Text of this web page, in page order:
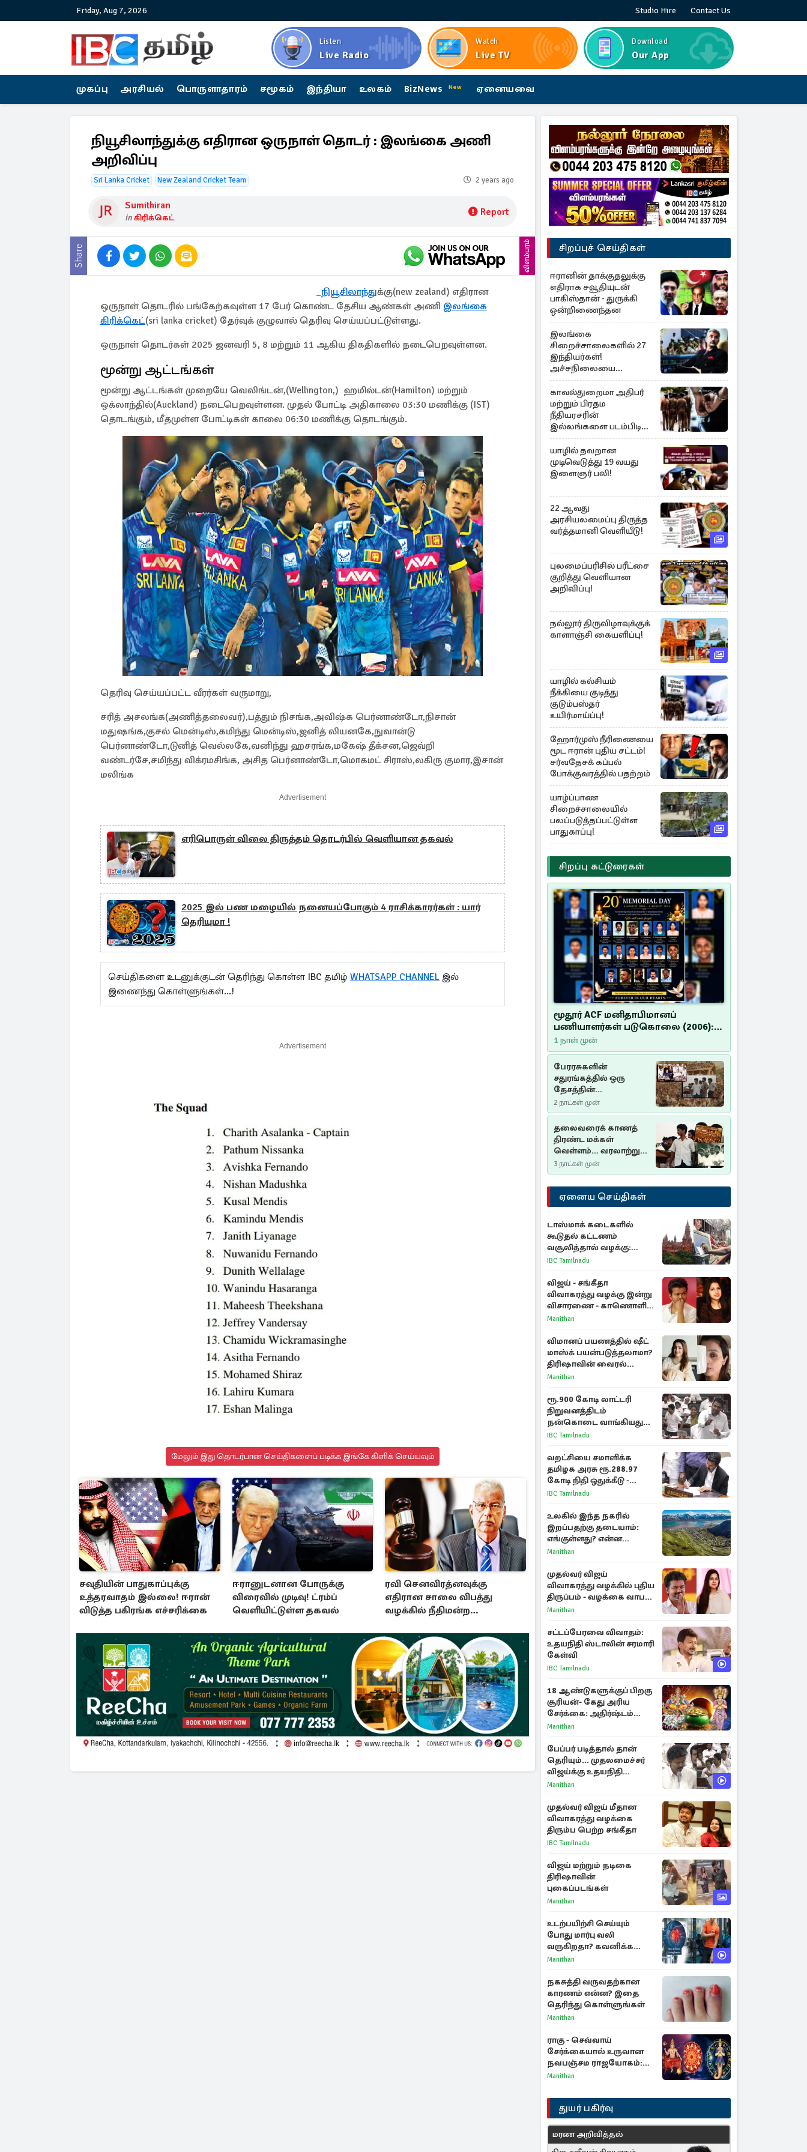
Friday, Aug 7, 2026 Studio Hire Contact Us
Listen
Live Radio
Watch
Live TV
Download
Our App
முகப்பு அரசியல் பொருளாதாரம் சமூகம் இந்தியா உலகம் BizNews New ஏனையவை
நியூசிலாந்துக்கு எதிரான ஒருநாள் தொடர் : இலங்கை அணி
அறிவிப்பு
Sri Lanka Cricket New Zealand Cricket Team 2 years ago
Sumithiran
inகிரிக்கெட் Report
Share விளம்பரம்
நியூசிலாந்துக்கு(new zealand) எதிரான
ஒருநாள் தொடரில் பங்கேற்கவுள்ள 17 பேர் கொண்ட தேசிய ஆண்கள் அணி இலங்கை
கிரிக்கெட்(sri lanka cricket) தேர்வுக் குழுவால் தெரிவு செய்யப்பட்டுள்ளது.
ஒருநாள் தொடர்கள் 2025 ஜனவரி 5, 8 மற்றும் 11 ஆகிய திகதிகளில் நடைபெறவுள்ளன.
மூன்று ஆட்டங்கள்
மூன்று ஆட்டங்கள் முறையே வெலிங்டன்,(Wellington,) ஹமில்டன்(Hamilton) மற்றும்
ஒக்லாந்தில்(Auckland) நடைபெறவுள்ளன. முதல் போட்டி அதிகாலை 03:30 மணிக்கு (IST)
தொடங்கும், மீதமுள்ள போட்டிகள் காலை 06:30 மணிக்கு தொடங்கும்.
தெரிவு செய்யப்பட்ட வீரர்கள் வருமாறு,
சரித் அசலங்க(அணித்தலைவர்),பத்தும் நிசங்க,அவிஷ்க பெர்னாண்டோ,நிசான்
மதுஷங்க,குசல் மென்டிஸ்,கமிந்து மென்டிஸ்,ஜனித் லியனகே,நுவான்டு
பெர்னாண்டோ,டுனித் வெல்லகே,வனிந்து ஹசரங்க,மகேஷ் தீக்சன,ஜெவ்றி
வண்டர்சே,சமிந்து விக்ரமசிங்க, அசித பெர்னாண்டோ,மொகமட் சிராஸ்,லகிரு குமார,இசான்
மலிங்க
Advertisement
எரிபொருள் விலை திருத்தம் தொடர்பில் வெளியான தகவல்
2025 இல் பண மழையில் நனையப்போகும் 4 ராசிக்காரர்கள் : யார்
தெரியுமா !
செய்திகளை உடனுக்குடன் தெரிந்து கொள்ள IBC தமிழ் WHATSAPP CHANNEL இல்
இணைந்து கொள்ளுங்கள்...!
Advertisement
மேலும் இது தொடர்பான செய்திகளைப் படிக்க இங்கே கிளிக் செய்யவும்
சவுதியின் பாதுகாப்புக்கு
உத்தரவாதம் இல்லை! ஈரான்
விடுத்த பகிரங்க எச்சரிக்கை
ஈரானுடனான போருக்கு
விரைவில் முடிவு! ட்ரம்ப்
வெளியிட்டுள்ள தகவல்
ரவி செனவிரத்னவுக்கு
எதிரான சாலை விபத்து
வழக்கில் நீதிமன்ற
சிறப்புச் செய்திகள்
ஈரானின் தாக்குதலுக்கு
எதிராக சவூதியுடன்
பாகிஸ்தான் - துருக்கி
ஒன்றிணைந்தன
இலங்கை
சிறைச்சாலைகளில் 27
இந்தியர்கள்!
அச்சநிலையை
மையப்படுத்தி
ஜெயசங்கர் அறிக்கை
காவல்துறைமா அதிபர்
மற்றும் பிரதம
நீதியரசரின்
இல்லங்களை படம்பிடித்த
சந்தேக நபர் கைது!
யாழில் தவறான
முடிவெடுத்து 19 வயது
இளைஞர் பலி!
22 ஆவது
அரசியலமைப்பு திருத்த
வர்த்தமானி வெளியீடு!
புலமைப்பரிசில் பரீட்சை
குறித்து வெளியான
அறிவிப்பு!
நல்லூர் திருவிழாவுக்குக்
காளாஞ்சி கையளிப்பு!
யாழில் கல்சியம்
நீக்கியை குடித்து
குடும்பஸ்தர்
உயிர்மாய்ப்பு!
ஹோர்முஸ் நீரிணையை
மூட ஈரான் புதிய சட்டம்!
சர்வதேசக் கப்பல்
போக்குவரத்தில் பதற்றம்
யாழ்ப்பாண
சிறைச்சாலையில்
பலப்படுத்தப்பட்டுள்ள
பாதுகாப்பு!
சிறப்பு கட்டுரைகள்
மூதூர் ACF மனிதாபிமானப்
பணியாளர்கள் படுகொலை (2006):
20 ஆண்டுகளாகியும் நீதி
மறுக்கப்பட்ட மனிதாபிமானப்
பேரவலம்
1 நாள் முன்
பேரரசுகளின்
சதுரங்கத்தில் ஒரு
தேசத்தின்
தீர்க்கதரிசனம் :
சுதுமலை பிரகடனம்
ஒரு வரலாற்றுப் பாடம்
2 நாட்கள் முன்
தலைவரைக் காணத்
திரண்ட மக்கள்
வெள்ளம்... வரலாற்றுச்
சிறப்புமிக்க சுதுமலைப்
பிரகடனம்…
3 நாட்கள் முன்
ஏனைய செய்திகள்
டாஸ்மாக் கடைகளில்
கூடுதல் கட்டணம்
வசூலித்தால் வழக்கு:
சென்னை உயர்நீதிமன்றம்
IBC Tamilnadu
விஜய் - சங்கீதா
விவாகரத்து வழக்கு இன்று
விசாரணை - காணொளி
மூலம் ஆஜராக வாய்ப்பு
Manithan
விமானப் பயணத்தில் ஷீட்
மாஸ்க் பயன்படுத்தலாமா?
திரிஷாவின் வைரல்
செல்ஃபிக்கு மருத்துவர்
Manithan
ரூ.900 கோடி லாட்டரி
நிறுவனத்திடம்
நன்கொடை வாங்கியது
ஏன்? உதயநிதி - ஆதவ்
IBC Tamilnadu
வறட்சியை சமாளிக்க
தமிழக அரசு ரூ.288.97
கோடி நிதி ஒதுக்கீடு -
வெளியான அரசாணை
IBC Tamilnadu
உலகில் இந்த நகரில்
இறப்பதற்கு தடையாம்:
எங்குள்ளது? என்ன
காரணம் தெரியுமா?
Manithan
முதல்வர் விஜய்
விவாகரத்து வழக்கில் புதிய
திருப்பம் - வழக்கை வாபஸ்
பெற்ற சங்கீதா!
Manithan
சட்டப்பேரவை விவாதம்:
உதயநிதி ஸ்டாலின் சரமாரி
கேள்வி
IBC Tamilnadu
18 ஆண்டுகளுக்குப் பிறகு
சூரியன்- கேது அரிய
சேர்க்கை: அதிர்ஷ்டம்
பெறும் 3 ராசிகள்!
Manithan
பேப்பர் படித்தால் தான்
தெரியும்... முதலமைச்சர்
விஜய்க்கு உதயநிதி
ஸ்டாலின் பதிலடி
Manithan
முதல்வர் விஜய் மீதான
விவாகரத்து வழக்கை
திரும்ப பெற்ற சங்கீதா
IBC Tamilnadu
விஜய் மற்றும் நடிகை
திரிஷாவின்
புகைப்படங்கள்
Manithan
உடற்பயிற்சி செய்யும்
போது மார்பு வலி
வருகிறதா? கவனிக்க
வேண்டிய எச்சரிக்கை
Manithan
நகசுத்தி வருவதற்கான
காரணம் என்ன? இதை
தெரிந்து கொள்ளுங்கள்
Manithan
ராகு - செவ்வாய்
சேர்க்கையால் உருவான
நவபஞ்சம ராஜயோகம்:
அதிர்ஷ்டம் பெறும் 3
Manithan
துயர் பகிர்வு
மரண அறிவித்தல்